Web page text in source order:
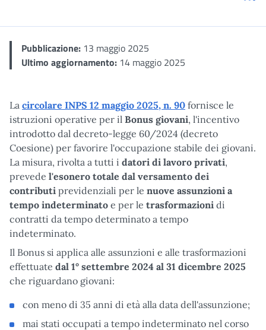
Pubblicazione: 13 maggio 2025
Ultimo aggiornamento: 14 maggio 2025
La circolare INPS 12 maggio 2025, n. 90 fornisce le
istruzioni operative per il Bonus giovani, l'incentivo
introdotto dal decreto-legge 60/2024 (decreto
Coesione) per favorire l'occupazione stabile dei giovani.
La misura, rivolta a tutti i datori di lavoro privati,
prevede l'esonero totale dal versamento dei
contributi previdenziali per le nuove assunzioni a
tempo indeterminato e per le trasformazioni di
contratti da tempo determinato a tempo
indeterminato.
Il Bonus si applica alle assunzioni e alle trasformazioni
effettuate dal 1° settembre 2024 al 31 dicembre 2025
che riguardano giovani:
con meno di 35 anni di età alla data dell'assunzione;
mai stati occupati a tempo indeterminato nel corso